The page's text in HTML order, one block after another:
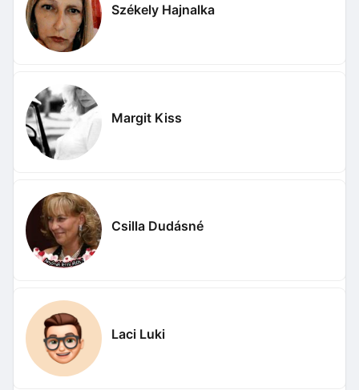
Székely Hajnalka
Margit Kiss
Csilla Dudásné
Laci Luki